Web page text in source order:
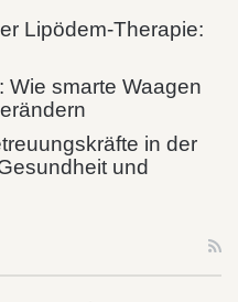
Lipödem-Therapie:
Wie smarte Waagen
in der
und